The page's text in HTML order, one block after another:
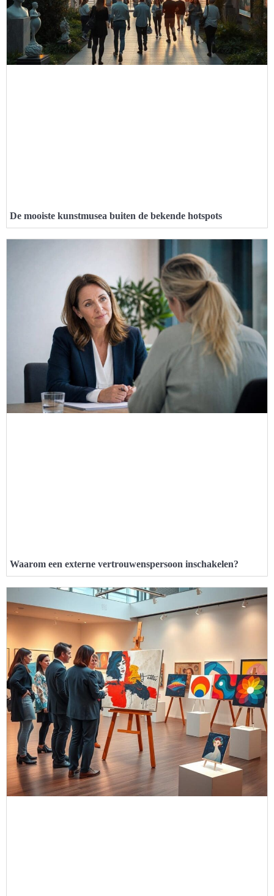
De mooiste kunstmusea buiten de bekende hotspots
Waarom een externe vertrouwenspersoon inschakelen?